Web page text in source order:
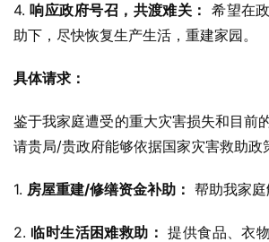
4. 响应政府号召，共渡难关： 希望在
助下，尽快恢复生产生活，重建家园。
具体请求：
鉴于我家庭遭受的重大灾害损失和目前
请贵局/贵政府能够依据国家灾害救助政
1. 房屋重建/修缮资金补助： 帮助我家庭
2. 临时生活困难救助： 提供食品、衣